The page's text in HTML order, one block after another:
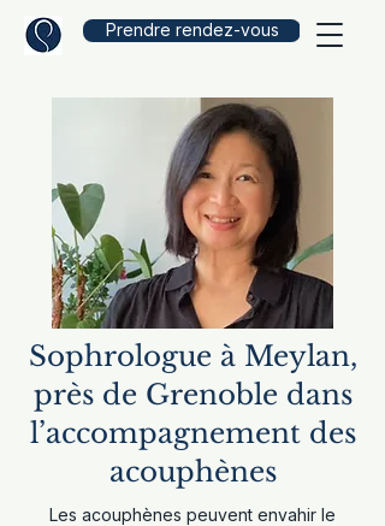
Prendre rendez-vous
Sophrologue à Meylan,
près de Grenoble dans
l’accompagnement des
acouphènes
Les acouphènes peuvent envahir le